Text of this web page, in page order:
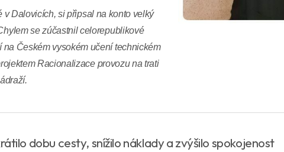
Dalovicích, si připsal na konto velký
se zúčastnil celorepublikové
Českém vysokém učení technickém
Racionalizace provozu na trati
dobu cesty, snížilo náklady a zvýšilo spokojenost